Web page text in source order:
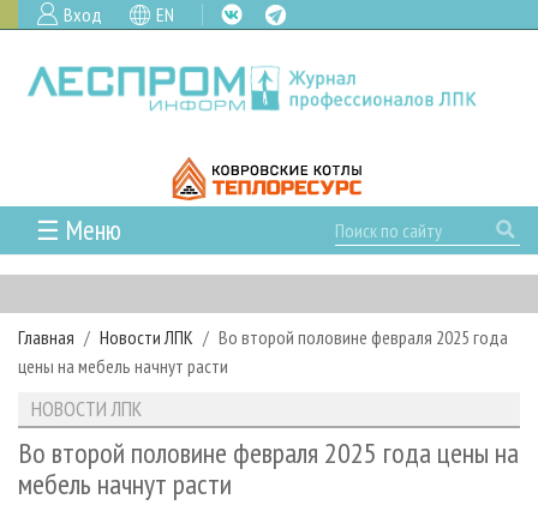
Вход EN
☰ Меню
ГЛАВНАЯ
РУБРИКИ И ТЕМЫ
РУБРИКИ ЖУРНАЛА
ЛЕСОЗАГОТОВКА
ЛЕСОПИЛЕНИЕ
НОВОСТИ
НОВОСТИ ЛПК
НОВОСТИ ЖУРНАЛА
ПРОЕКТЫ ЛПИ
АНАЛИТИКА
ПРЕДПРИЯТИЯ ЛПК
АРХИВ ЖУРНАЛОВ
О ЖУРНАЛЕ
Главная Новости ЛПК
Во второй половине февраля 2025 года
цены на мебель начнут расти
НОВОСТИ ЛПК
Во второй половине февраля 2025 года цены на
мебель начнут расти